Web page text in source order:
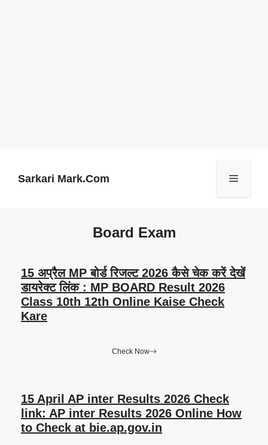
Sarkari Mark.Com Menu
Board Exam
15 अप्रैल MP बोर्ड रिजल्ट 2026 कैसे चेक करें देखें
डायरेक्ट लिंक : MP BOARD Result 2026
Class 10th 12th Online Kaise Check
Kare
Check Now
15 April AP inter Results 2026 Check
link: AP inter Results 2026 Online How
to Check at bie.ap.gov.in